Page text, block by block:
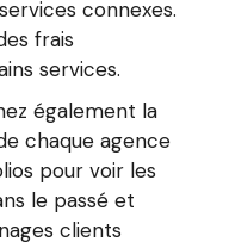
connexes.
frais
services.
également la
chaque agence
pour voir les
le passé et
clients